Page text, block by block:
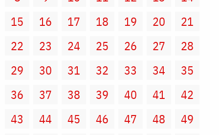
15
16 17 18 19 20
21
22
23 24 25 26 27
28
29
30 31 32 33 34
35
36
37 38 39 40 41
42
43
44 45 46 47 48
49